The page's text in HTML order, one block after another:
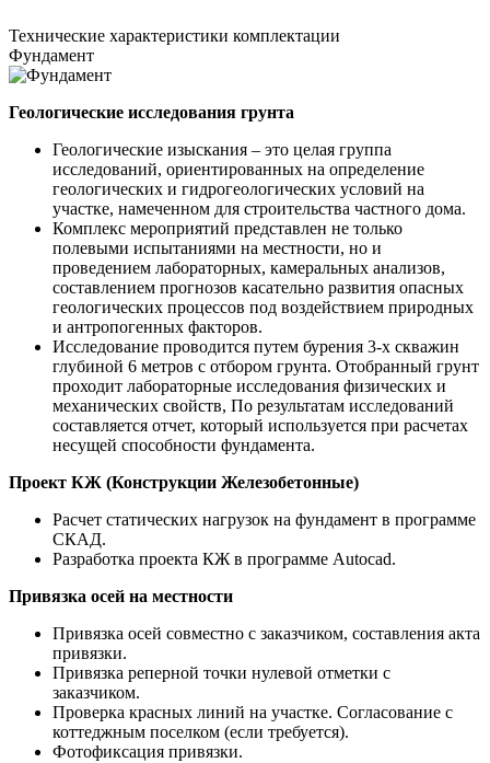
Технические характеристики комплектации
Фундамент
Геологические исследования грунта
Геологические изыскания – это целая группа
исследований, ориентированных на определение
геологических и гидрогеологических условий на
участке, намеченном для строительства частного дома.
Комплекс мероприятий представлен не только
полевыми испытаниями на местности, но и
проведением лабораторных, камеральных анализов,
составлением прогнозов касательно развития опасных
геологических процессов под воздействием природных
и антропогенных факторов.
Исследование проводится путем бурения 3-х скважин
глубиной 6 метров с отбором грунта. Отобранный грунт
проходит лабораторные исследования физических и
механических свойств, По результатам исследований
составляется отчет, который используется при расчетах
несущей способности фундамента.
Проект КЖ (Конструкции Железобетонные)
Расчет статических нагрузок на фундамент в программе
СКАД.
Разработка проекта КЖ в программе Autocad.
Привязка осей на местности
Привязка осей совместно с заказчиком, составления акта
привязки.
Привязка реперной точки нулевой отметки с
заказчиком.
Проверка красных линий на участке. Согласование с
коттеджным поселком (если требуется).
Фотофиксация привязки.